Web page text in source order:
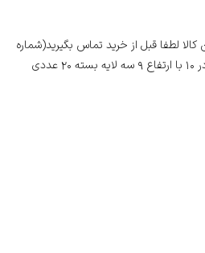
لطفا قبل از خرید تماس بگیرید(شماره